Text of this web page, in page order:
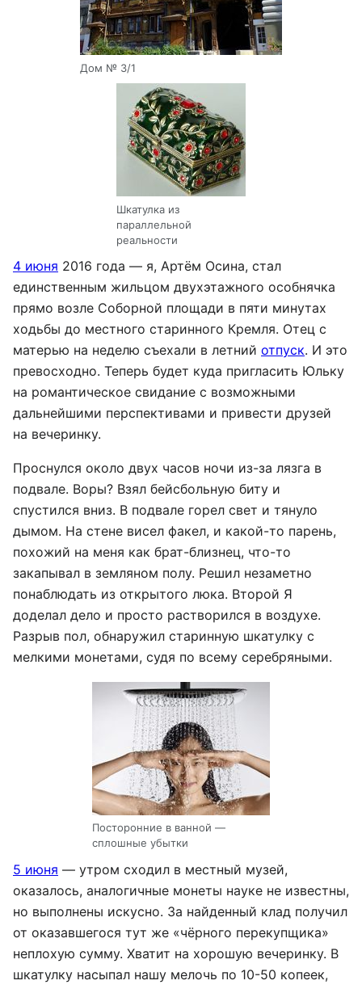
Дом № 3/1
Шкатулка из
параллельной
реальности
4 июня 2016 года — я, Артём Осина, стал
единственным жильцом двухэтажного особнячка
прямо возле Соборной площади в пяти минутах
ходьбы до местного старинного Кремля. Отец с
матерью на неделю съехали в летний отпуск. И это
превосходно. Теперь будет куда пригласить Юльку
на романтическое свидание с возможными
дальнейшими перспективами и привести друзей
на вечеринку.
Проснулся около двух часов ночи из-за лязга в
подвале. Воры? Взял бейсбольную биту и
спустился вниз. В подвале горел свет и тянуло
дымом. На стене висел факел, и какой-то парень,
похожий на меня как брат-близнец, что-то
закапывал в земляном полу. Решил незаметно
понаблюдать из открытого люка. Второй Я
доделал дело и просто растворился в воздухе.
Разрыв пол, обнаружил старинную шкатулку с
мелкими монетами, судя по всему серебряными.
Посторонние в ванной —
сплошные убытки
5 июня — утром сходил в местный музей,
оказалось, аналогичные монеты науке не известны,
но выполнены искусно. За найденный клад получил
от оказавшегося тут же «чёрного перекупщика»
неплохую сумму. Хватит на хорошую вечеринку. В
шкатулку насыпал нашу мелочь по 10-50 копеек,